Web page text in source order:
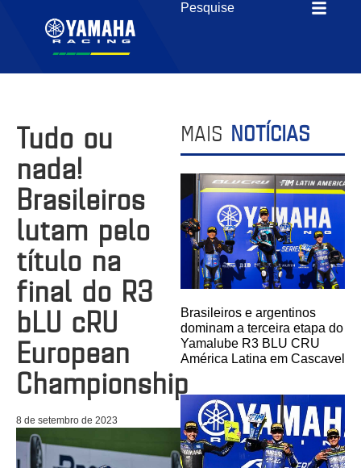
Tudo ou
nada!
Brasileiros
lutam pelo
título na
final do R3
bLU cRU
European
Championship
8 de setembro de 2023
MAIS NOTÍCIAS
Brasileiros e argentinos
dominam a terceira etapa do
Yamalube R3 BLU CRU
América Latina em Cascavel